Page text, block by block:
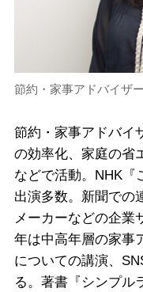
節約・家事アドバイザ
節約・家事アドバイ
の効率化、家庭の省
などで活動。NHK『
出演多数。新聞での
メーカーなどの企業
年は中高年層の家事
についての講演、
る。著書『シンプル